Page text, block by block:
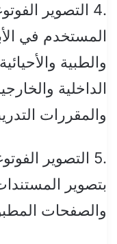
.4 التصوير
المستخدم في
والطبية
الداخلية
والمقررات
.5 التصوير
بتصوير
والصفحات